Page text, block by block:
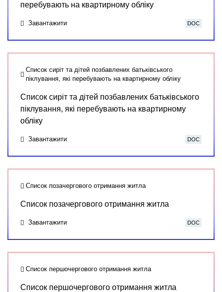
перебувають на квартирному обліку
Завантажити DOC
Список сиріт та дітей позбавлених батьківського
піклування, які перебувають на квартирному обліку
Список сиріт та дітей позбавлених батьківського
піклування, які перебувають на квартирному
обліку
Завантажити DOC
Список позачергового отримання житла
Список позачергового отримання житла
Завантажити DOC
Список першочергового отримання житла
Список першочергового отримання житла